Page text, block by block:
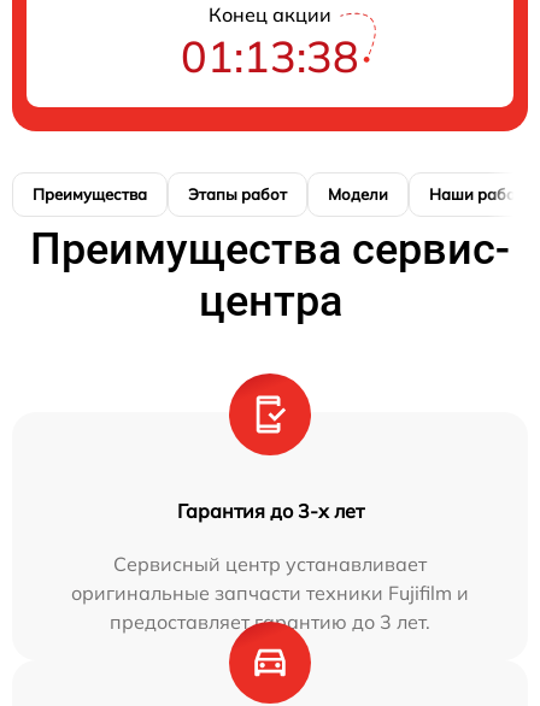
Конец акции
01:13:38
Преимущества Этапы работ Модели Наши работы
Преимущества сервис-
центра
Гарантия до 3-х лет
Сервисный центр устанавливает
оригинальные запчасти техники Fujifilm и
предоставляет гарантию до 3 лет.